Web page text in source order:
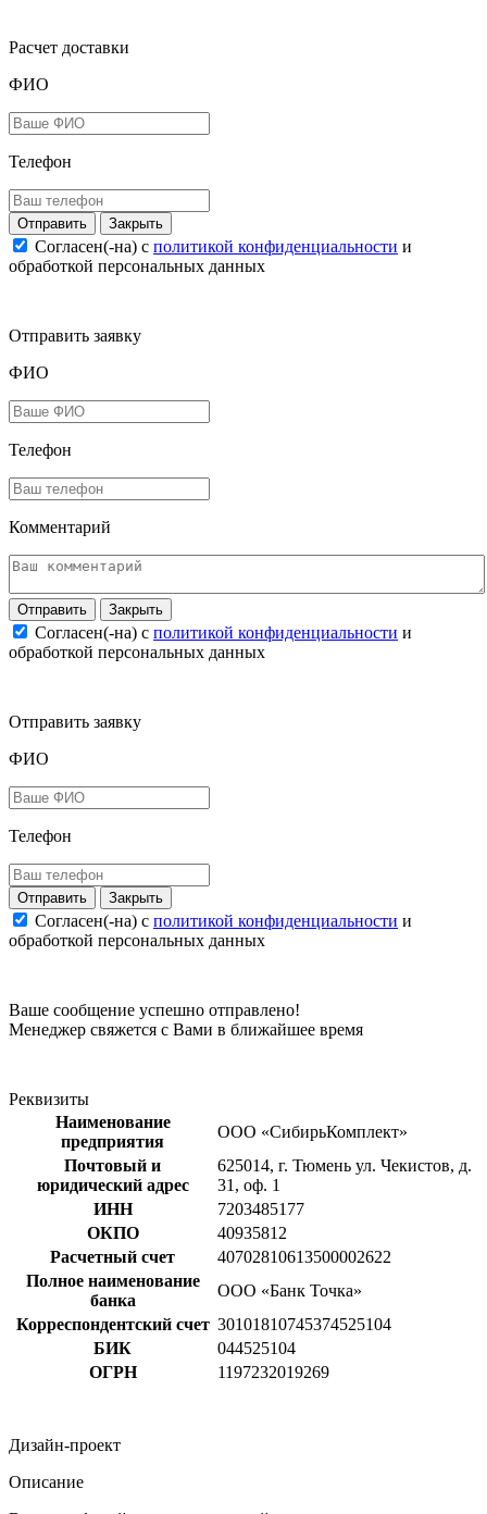
Расчет доставки
ФИО
Телефон
Закрыть
Согласен(-на) c политикой конфиденциальности и
обработкой персональных данных
Отправить заявку
ФИО
Телефон
Комментарий
Закрыть
Согласен(-на) c политикой конфиденциальности и
обработкой персональных данных
Отправить заявку
ФИО
Телефон
Закрыть
Согласен(-на) c политикой конфиденциальности и
обработкой персональных данных
Ваше сообщение успешно отправлено!
Менеджер свяжется с Вами в ближайшее время
Реквизиты
Наименование
предприятия
ООО «СибирьКомплект»
Почтовый и
юридический адрес
625014, г. Тюмень ул. Чекистов, д.
31, оф. 1
ИНН
7203485177
ОКПО
40935812
Расчетный счет
40702810613500002622
Полное наименование
банка
ООО «Банк Точка»
Корреспондентский счет 30101810745374525104
БИК
044525104
ОГРН
1197232019269
Дизайн-проект
Описание